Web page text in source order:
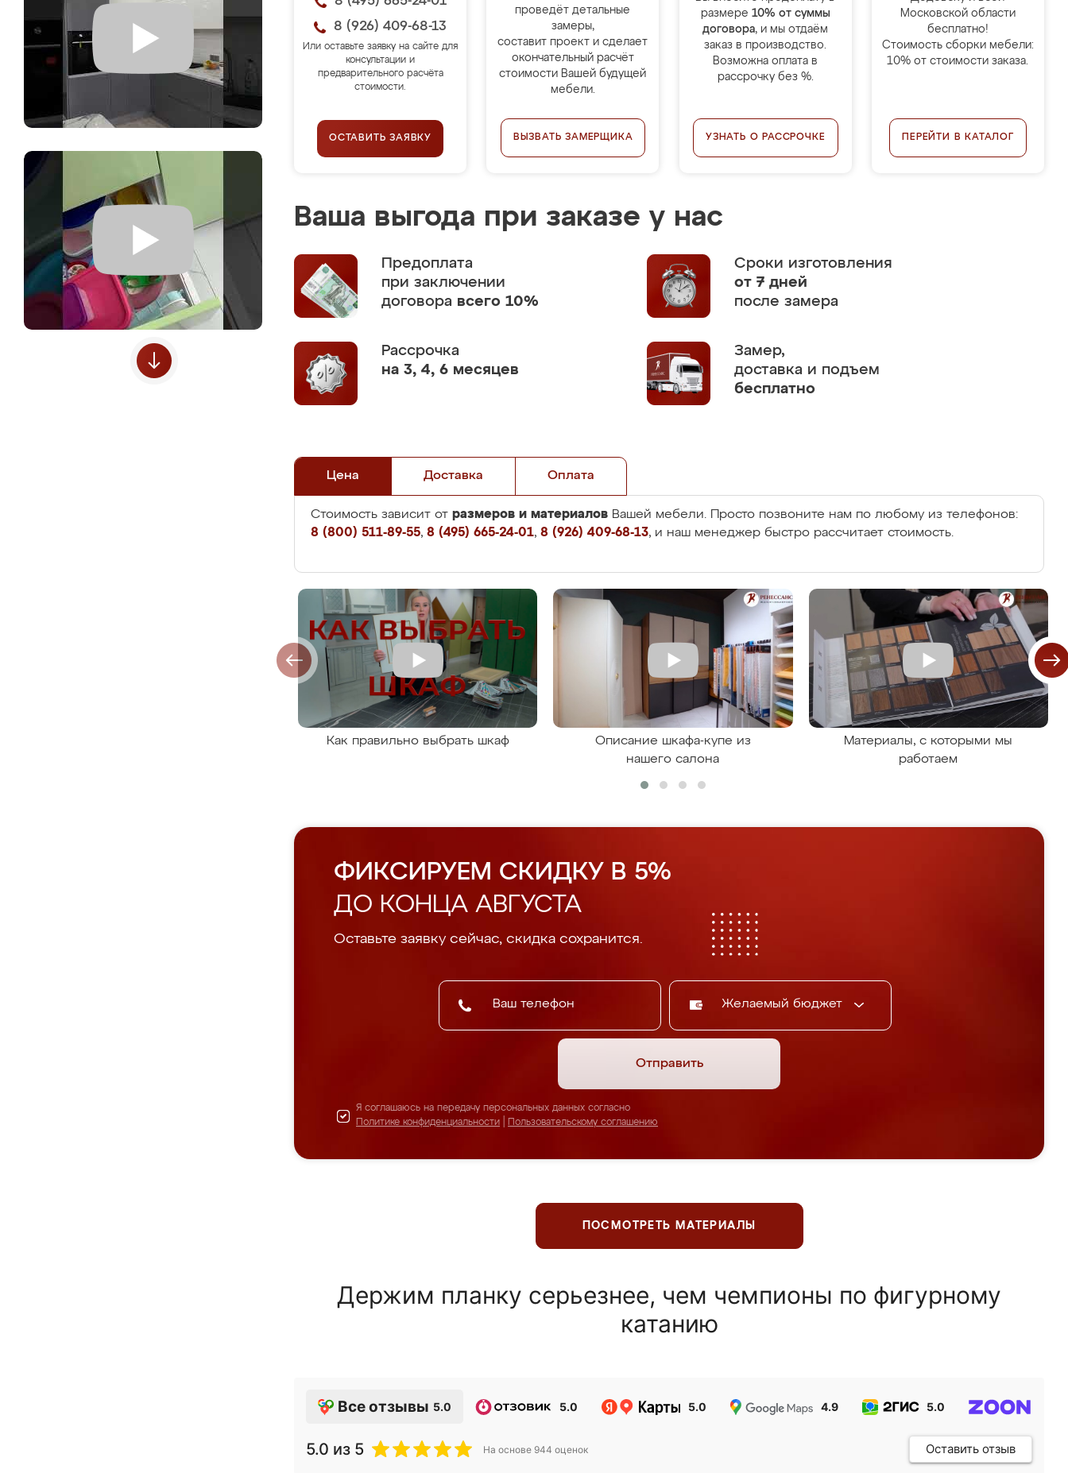
8 (926) 409-68-13
Или оставьте заявку на сайте для
консультации и
предварительного расчёта
стоимости.
ОСТАВИТЬ ЗАЯВКУ
проведёт детальные
замеры,
составит проект и сделает
окончательный расчёт
стоимости Вашей будущей
мебели.
ВЫЗВАТЬ ЗАМЕРЩИКА
размере 10% от суммы
договора, и мы отдаём
заказ в производство.
Возможна оплата в
рассрочку без %.
УЗНАТЬ О РАССРОЧКЕ
Московской области
бесплатно!
Стоимость сборки мебели:
10% от стоимости заказа.
ПЕРЕЙТИ В КАТАЛОГ
Ваша выгода при заказе у нас
Предоплата
при заключении
договора всего 10%
Сроки изготовления
от 7 дней
после замера
Рассрочка
на 3, 4, 6 месяцев
Замер,
доставка и подъем
бесплатно
Цена Доставка Оплата
Стоимость зависит от размеров и материалов Вашей мебели. Просто позвоните нам по любому из телефонов:
8 (800) 511-89-55, 8 (495) 665-24-01, 8 (926) 409-68-13, и наш менеджер быстро рассчитает стоимость.
Как правильно выбрать шкаф
Описание шкафа-купе из
нашего салона
Материалы, с которыми мы
работаем
ФИКСИРУЕМ СКИДКУ В 5%
ДО КОНЦА АВГУСТА
Оставьте заявку сейчас, скидка сохранится.
Желаемый бюджет
Отправить
Я соглашаюсь на передачу персональных данных согласно
Политике конфиденциальности
Пользовательскому соглашению
ПОСМОТРЕТЬ МАТЕРИАЛЫ
Держим планку серьезнее, чем чемпионы по фигурному
катанию
Все отзывы 5.0 5.0 5.0 4.9 5.0
5.0 из 5 На основе 944 оценок Оставить отзыв